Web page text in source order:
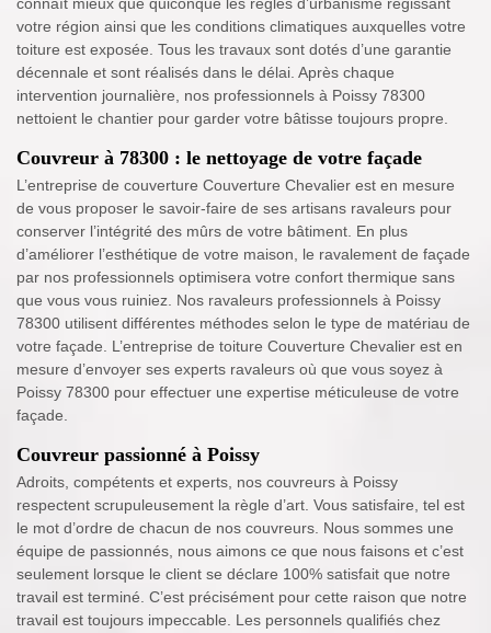
connaît mieux que quiconque les règles d’urbanisme régissant
votre région ainsi que les conditions climatiques auxquelles votre
toiture est exposée. Tous les travaux sont dotés d’une garantie
décennale et sont réalisés dans le délai. Après chaque
intervention journalière, nos professionnels à Poissy 78300
nettoient le chantier pour garder votre bâtisse toujours propre.
Couvreur à 78300 : le nettoyage de votre façade
L’entreprise de couverture Couverture Chevalier est en mesure
de vous proposer le savoir-faire de ses artisans ravaleurs pour
conserver l’intégrité des mûrs de votre bâtiment. En plus
d’améliorer l’esthétique de votre maison, le ravalement de façade
par nos professionnels optimisera votre confort thermique sans
que vous vous ruiniez. Nos ravaleurs professionnels à Poissy
78300 utilisent différentes méthodes selon le type de matériau de
votre façade. L’entreprise de toiture Couverture Chevalier est en
mesure d’envoyer ses experts ravaleurs où que vous soyez à
Poissy 78300 pour effectuer une expertise méticuleuse de votre
façade.
Couvreur passionné à Poissy
Adroits, compétents et experts, nos couvreurs à Poissy
respectent scrupuleusement la règle d’art. Vous satisfaire, tel est
le mot d’ordre de chacun de nos couvreurs. Nous sommes une
équipe de passionnés, nous aimons ce que nous faisons et c’est
seulement lorsque le client se déclare 100% satisfait que notre
travail est terminé. C’est précisément pour cette raison que notre
travail est toujours impeccable. Les personnels qualifiés chez